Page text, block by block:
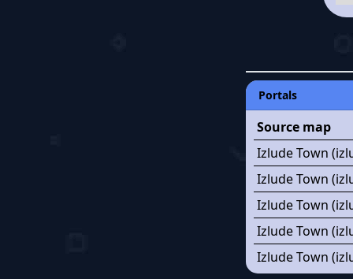
Portals
Source map
Izlude Town
Izlude Town
Izlude Town
Izlude Town
Izlude Town